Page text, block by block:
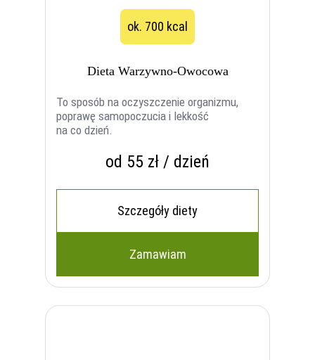
ok. 700 kcal
Dieta Warzywno-Owocowa
To sposób na oczyszczenie organizmu,
poprawę samopoczucia i lekkość
na co dzień.
od 55 zł / dzień
Szczegóły diety
Zamawiam